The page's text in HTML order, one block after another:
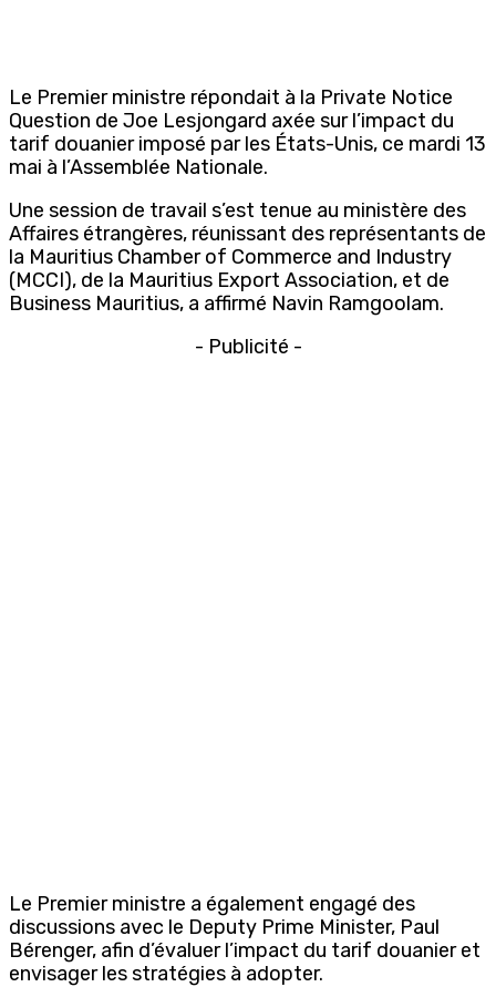
Le Premier ministre répondait à la Private Notice
Question de Joe Lesjongard axée sur l’impact du
tarif douanier imposé par les États-Unis, ce mardi 13
mai à l’Assemblée Nationale.
Une session de travail s’est tenue au ministère des
Affaires étrangères, réunissant des représentants de
la Mauritius Chamber of Commerce and Industry
(MCCI), de la Mauritius Export Association, et de
Business Mauritius, a affirmé Navin Ramgoolam.
- Publicité -
Le Premier ministre a également engagé des
discussions avec le Deputy Prime Minister, Paul
Bérenger, afin d’évaluer l’impact du tarif douanier et
envisager les stratégies à adopter.